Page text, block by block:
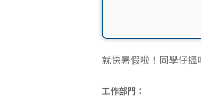
就快暑假啦！同學仔搵
工作部門：